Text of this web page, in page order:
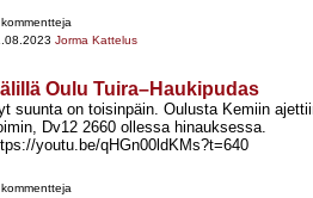
Jorma Kattelus
Oulu Tuira–Haukipudas
suunta on toisinpäin. Oulusta Kemiin
Dv12 2660 ollessa hinauksessa.
youtu.be/qHGn00ldKMs?t=640